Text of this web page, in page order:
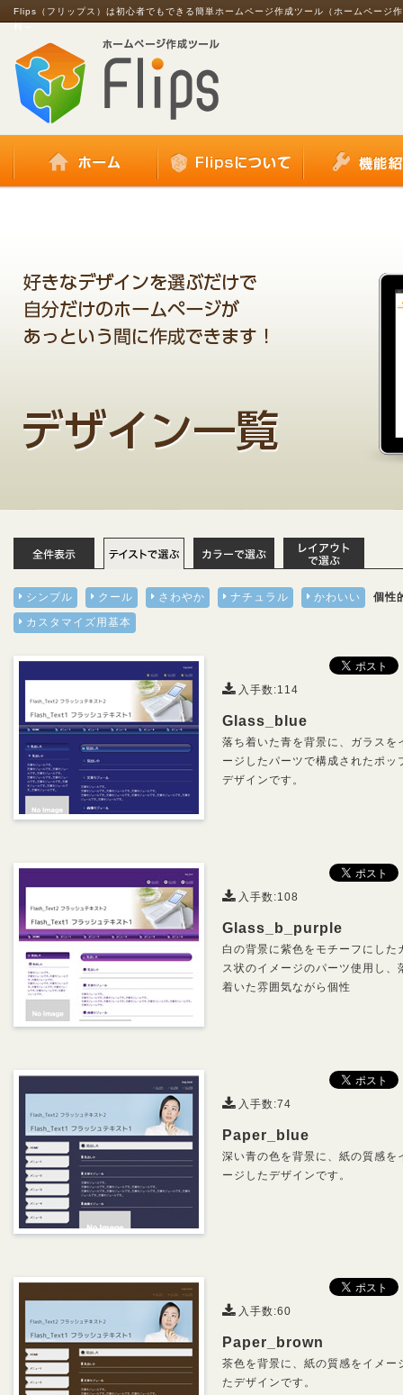
Flips（フリップス）は初心者でもできる簡単ホームページ作成ツール（ホームページ
シンプル クール さわやか ナチュラル かわいい
個性
カスタマイズ用基本
入手数:114
Glass_blue
落ち着いた青を背景に、ガラスを
ージしたパーツで構成されたポッ
デザインです。
入手数:108
Glass_b_purple
白の背景に紫色をモチーフにした
ス状のイメージのパーツ使用し、
着いた雰囲気ながら個性
入手数:74
Paper_blue
深い青の色を背景に、紙の質感を
ージしたデザインです。
入手数:60
Paper_brown
茶色を背景に、紙の質感をイメー
たデザインです。